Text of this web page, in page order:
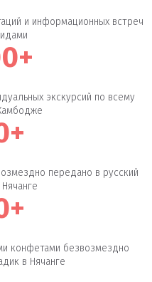
и информационных встреч
экскурсий по всему
передано в русский
конфетами безвозмездно
в Нячанге